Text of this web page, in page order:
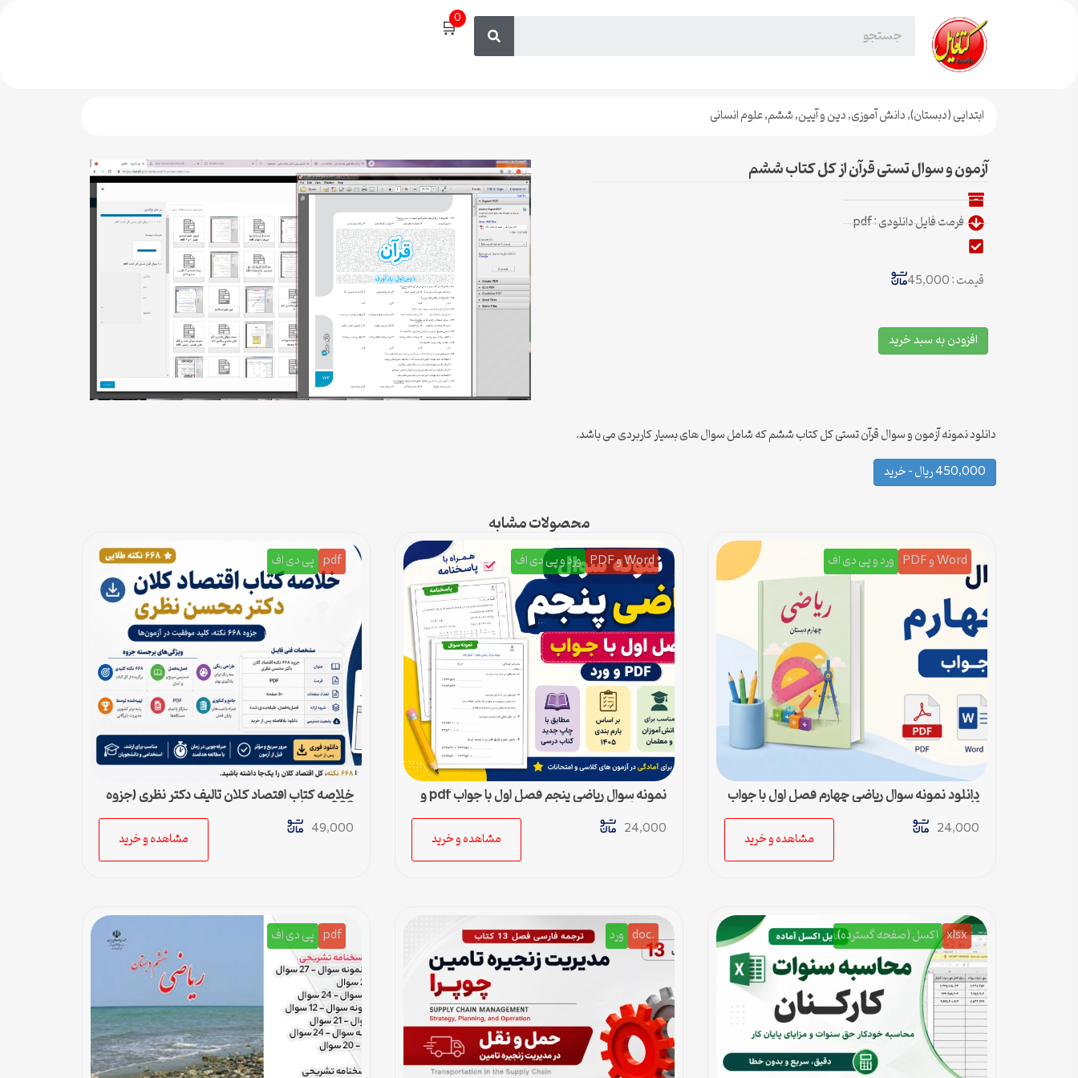
🛒0
ابتدایی (دبستان),دانش آموزی,دین و آیین,ششم,علوم انسانی
آزمون و سوال تستی قرآن از کل کتاب ششم
فرمت فایل دانلودی : pdf
قیمت : 45,000
افزودن به سبد خرید
دانلود نمونه آزمون و سوال قرآن تستی کل کتاب ششم که شامل سوال های بسیار کاربردی می باشد.
450,000 ریال – خرید
محصولات مشابه
Word و PDF ورد و پی دی اف
دانلود نمونه سوال ریاضی چهارم فصل اول با جواب
pdf و ورد
24,000
مشاهده و خرید
Word و PDF ورد و پی دی اف
نمونه سوال ریاضی پنجم فصل اول با جواب pdf و
ورد + پاسخنامه
24,000
مشاهده و خرید
pdf پی دی اف
خلاصه کتاب اقتصاد کلان تالیف دکتر نظری (جزوه
668 نکته)
49,000
مشاهده و خرید
xlsx اکسل (صفحه گسترده) .doc ورد pdf پی دی اف